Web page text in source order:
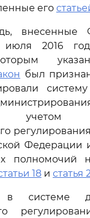
его
внесенные
2016
был
Федерации
полномочий
18 и статья
системе